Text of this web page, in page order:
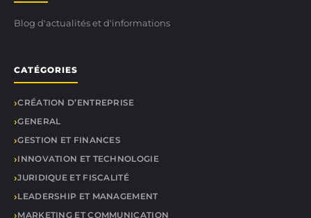
Blog d'actualités et d'informations
CATÉGORIES
CRÉATION D’ENTREPRISE
GENERAL
GESTION ET FINANCES
INNOVATION ET TECHNOLOGIE
JURIDIQUE ET FISCALITÉ
LEADERSHIP ET MANAGEMENT
MARKETING ET COMMUNICATION